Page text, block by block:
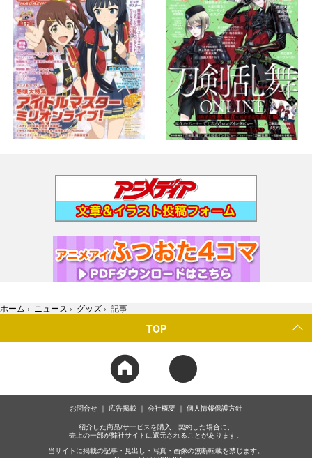
ホーム › ニュース › グッズ › 記事
TOP
お問合せ 広告掲載 会社概要 個人情報保護方針
紹介した商品/サービスを購入、契約した場合に、
売上の一部が弊社サイトに還元されることがあります。
当サイトに掲載の記事・見出し・写真・画像の無断転載を禁じます。